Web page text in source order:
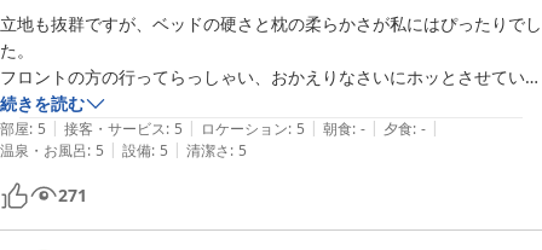
立地も抜群ですが、ベッドの硬さと枕の柔らかさが私にはぴったりでし
た。
フロントの方の行ってらっしゃい、おかえりなさいにホッとさせていた
だきました。
直島などの観光前後にぴったり
続きを読む
部屋: 5 | 接客・サービス: 5 | ロケーション: 5 | 朝食: - | 夕食: - |
温泉・お風呂: 5 | 設備: 5 | 清潔さ: 5
271